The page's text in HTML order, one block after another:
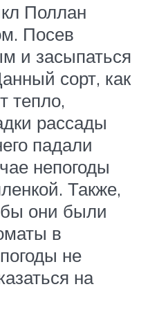
Поллан
Посев
и засыпаться
сорт, как
тепло,
рассады
падали
непогоды
Также,
они были
в
не
на